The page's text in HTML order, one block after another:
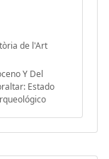
de l'Art
Y Del
Estado